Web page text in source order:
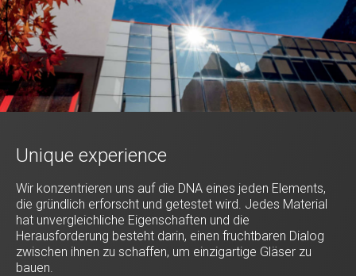
Unique experience
Wir konzentrieren uns auf die DNA eines jeden Elements,
die gründlich erforscht und getestet wird. Jedes Material
hat unvergleichliche Eigenschaften und die
Herausforderung besteht darin, einen fruchtbaren Dialog
zwischen ihnen zu schaffen, um einzigartige Gläser zu
bauen.